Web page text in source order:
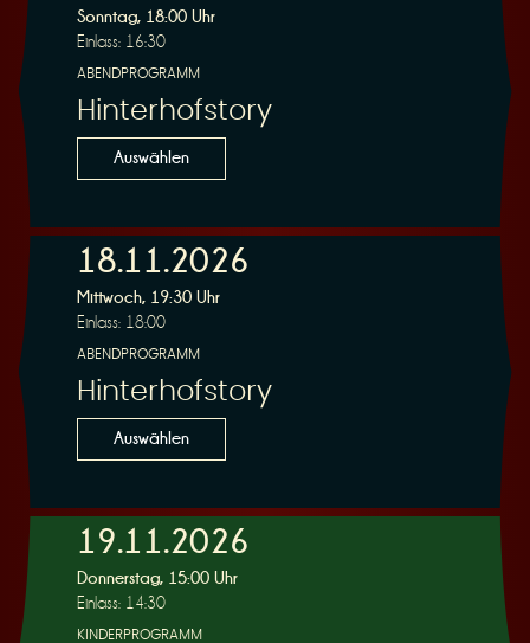
s
e
r
v
Sonntag, 18:00 Uhr
Einlass: 16:30
ABENDPROGRAMM
Hinterhofstory
Auswählen
18.11.2026
Mittwoch, 19:30 Uhr
Einlass: 18:00
ABENDPROGRAMM
Hinterhofstory
Auswählen
19.11.2026
Donnerstag, 15:00 Uhr
Einlass: 14:30
KINDERPROGRAMM